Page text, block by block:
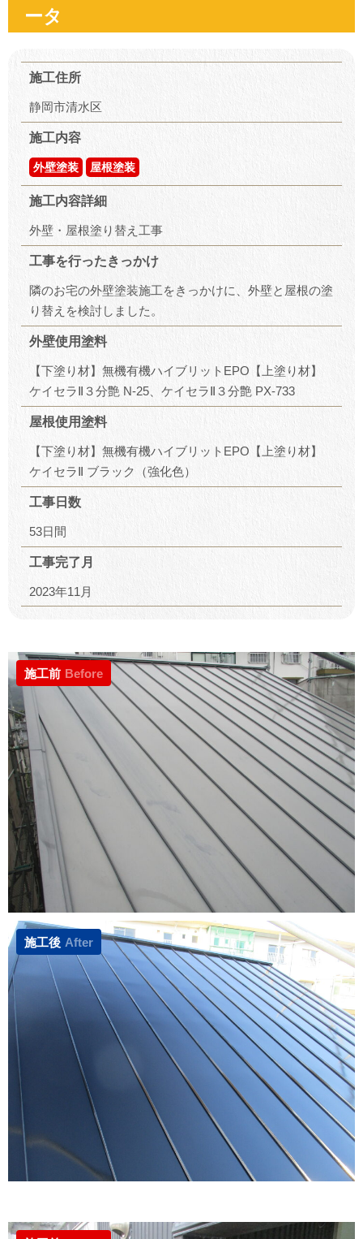
ータ
施工住所
静岡市清水区
施工内容
外壁塗装 屋根塗装
施工内容詳細
外壁・屋根塗り替え工事
工事を行ったきっかけ
隣のお宅の外壁塗装施工をきっかけに、外壁と屋根の塗
り替えを検討しました。
外壁使用塗料
【下塗り材】無機有機ハイブリットEPO【上塗り材】
ケイセラⅡ３分艶 N-25、ケイセラⅡ３分艶 PX-733
屋根使用塗料
【下塗り材】無機有機ハイブリットEPO【上塗り材】
ケイセラⅡ ブラック（強化色）
工事日数
53日間
工事完了月
2023年11月
施工前 Before
施工後 After